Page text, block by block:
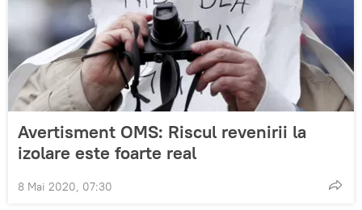
Avertisment OMS: Riscul revenirii la
izolare este foarte real
8 Mai 2020, 07:30